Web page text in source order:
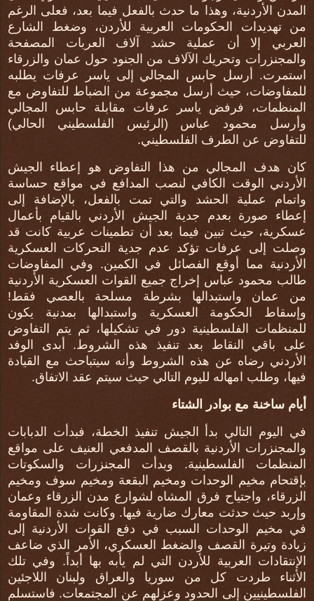
المدن الأردنية، وهذا ما حدث بالفعل فيما بعد، فعلى الرغم
من تهديدات الحكومات العربية للأردن، وضغط الشارع
العربي إلا أن عملية حشد آلاف العربات المصفحة
والمجنزرات وتحريك الآلاف من الجنود حول عمان والزرقاء
استمرت. أرسل حابس المجالي إلى ياسر عرفات يطلبه
للمفاوضات، حيث أرسل مجموعة من الضباط للتفاوض مع
المنظمات، فرفض ياسر عرفات مقابلة حابس المجالي
وأرسل محمود عباس (الرئيس الفلسطيني الحالي)
للتفاوض عن الطرف الفلسطيني.
كان هدف المجالي من هذا التفاوض هو إعطاء الجيش
الأردني الوقت الكافي لنصب المدافع في مواقع حساسة
واتمام عملية الحشد والتي تمت بالفعل، بالإضافة إلى
إعطاء صورة بعدم جدية الجيش الأردني بالقيام بأعمال
عسكرية، حيث تبين فيما بعد أن تطمينات عربية كانت قد
وصلت إلى عرفات تؤكد عدم جدية التحركات العسكرية
الأردنية مما أوقع الفصائل في الكمين. وفي المفاوضات
طالب محمود عباس إخراج جميع القوات العسكرية الأردنية
من عمان واستبدالها بشرطة مسلحة بالعصي فقط!
وإسقاط الحكومة العسكرية واستبدالها بمدنية يكون
للمنظمات الفلسطينية دور في تشكيلها، ثم يتم التفاوض
على باقي النقاط بعد تنفيذ هذه الشروط. أبدى الوفد
الأردني رضاه عن هذه الشروط وأنه سيتباحث مع القيادة
فيها، وطلب امهاله لليوم التالي حيث سيتم عقد الاتفاق.
أيام ساخنة مع بوادر الشتاء
في اليوم التالي بدأ الجيش تنفيذ الخطة، فبدأت الدبابات
والمجنزرات الأردنية بالقصف المدفعي العنيف على مواقع
المنظمات الفلسطينية. وبدأت المجنزرات والسكوتات
بإقتحام مخيم الوحدات ومخيم البقعة ومخيم سوف ومخيم
الزرقاء، واجتياح فرق المشاه لشوارع مدن الزرقاء وعمان
وإربد حيث حدثت معارك ضارية فيها. وكانت شدة المقاومة
في مخيم الوحدات السبب في دفع القوات الأردنية إلى
زيادة وتيرة القصف والضغط العسكري، الأمر الذي ضاعف
الإنتقادات العربية للأردن التي لم يأبه بها أبداً. وفي تلك
الأثناء طردت كل من سوريا والعراق ولبنان اللاجئين
الفلسطينيين إلى الحدود وعزلهم عن المجتمعات. فاستسلم